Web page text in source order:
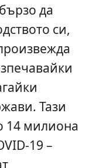
да
си,
Тази
14 милиона
19 –